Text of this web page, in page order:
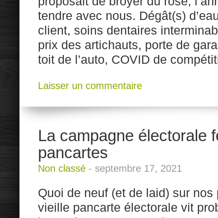
tendre avec nous. Dégât(s)
client, soins dentaires
prix des artichauts, porte de
toit de l’auto, COVID de
Laisser un commentaire
La campagne électorale
pancartes
Non classé - septembre 17, 2021
Quoi de neuf (et de laid) sur
vieille pancarte électorale vit